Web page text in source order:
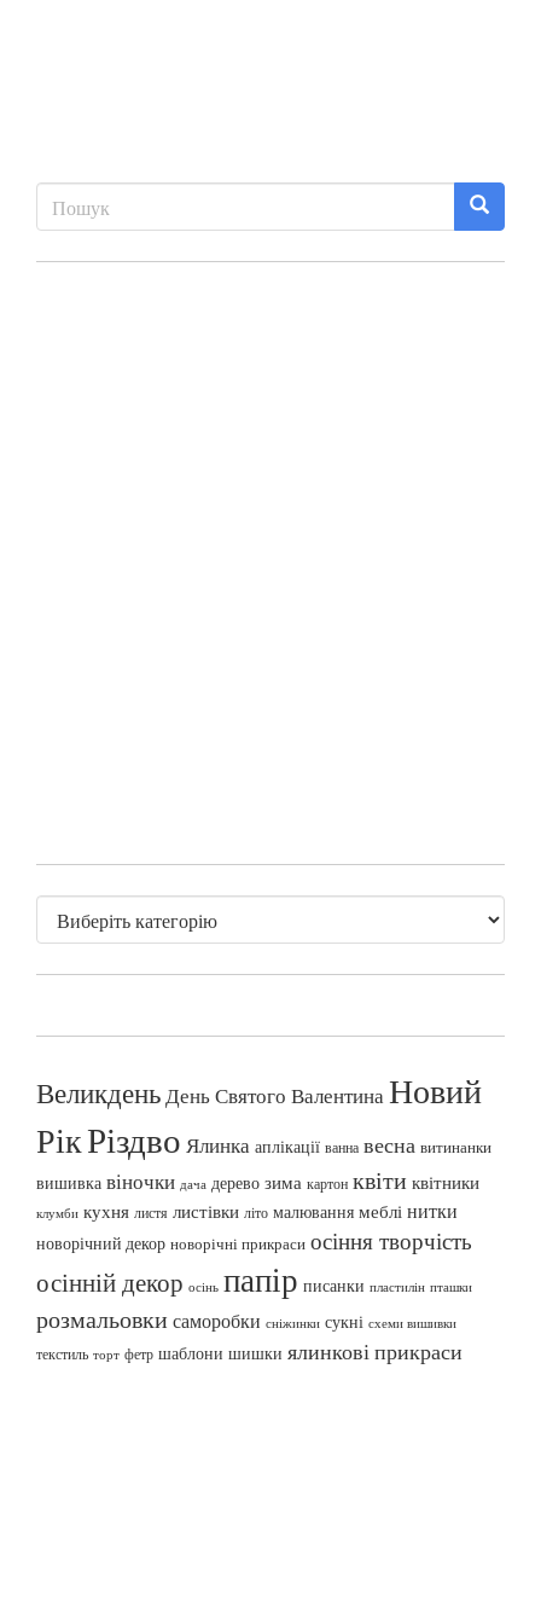
ВеликденьДень Святого ВалентинаНовий
РікРіздво Ялинка аплікації ванна весна витинанки
вишивка віночки дача дерево зима картон квіти квітники
клумби кухня листя листівки літо малювання меблі нитки
новорічний декор новорічні прикраси осіння творчість
осінній декор осінь папір писанки пластилін пташки
розмальовки саморобки сніжинки сукні схеми вишивки
текстиль торт фетр шаблони шишки ялинкові прикраси